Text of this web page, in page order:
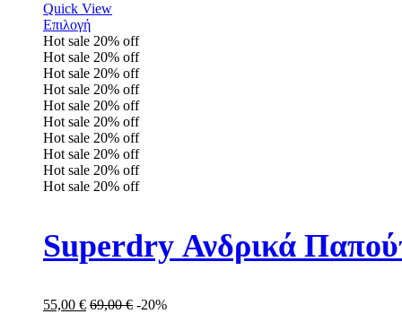
Quick View
Επιλογή
Hot sale 20% off
Hot sale 20% off
Hot sale 20% off
Hot sale 20% off
Hot sale 20% off
Hot sale 20% off
Hot sale 20% off
Hot sale 20% off
Hot sale 20% off
Hot sale 20% off
Superdry Ανδρικά
55,00 € 69,00€ -20%